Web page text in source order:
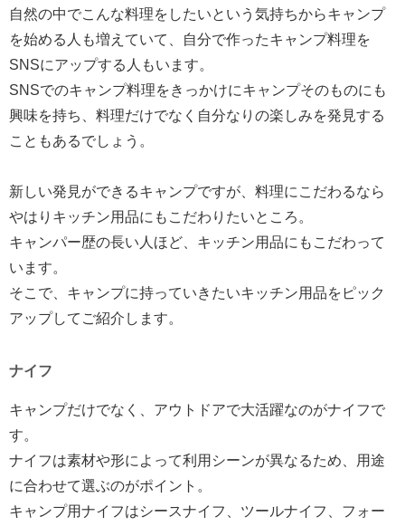
自然の中でこんな料理をしたいという気持ちからキャンプ
を始める人も増えていて、自分で作ったキャンプ料理を
SNSにアップする人もいます。
SNSでのキャンプ料理をきっかけにキャンプそのものにも
興味を持ち、料理だけでなく自分なりの楽しみを発見する
こともあるでしょう。
新しい発見ができるキャンプですが、料理にこだわるなら
やはりキッチン用品にもこだわりたいところ。
キャンパー歴の長い人ほど、キッチン用品にもこだわって
います。
そこで、キャンプに持っていきたいキッチン用品をピック
アップしてご紹介します。
ナイフ
キャンプだけでなく、アウトドアで大活躍なのがナイフで
す。
ナイフは素材や形によって利用シーンが異なるため、用途
に合わせて選ぶのがポイント。
キャンプ用ナイフはシースナイフ、ツールナイフ、フォー